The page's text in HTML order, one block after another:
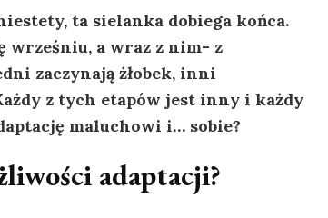
ta sielanka dobiega końca.
wrześniu, a wraz z nim- z
zaczynają żłobek, inni
z tych etapów jest inny i każdy
maluchowi i… sobie?
adaptacji?